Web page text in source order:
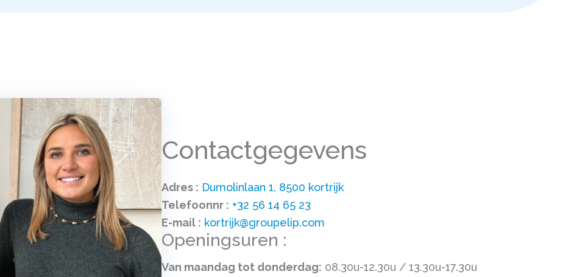
Contactgegevens
Adres : Dumolinlaan 1, 8500 kortrijk
Telefoonnr : +32 56 14 65 23
E-mail : kortrijk@groupelip.com
Openingsuren :
Van maandag tot donderdag: 08.30u-12.30u / 13.30u-17.30u